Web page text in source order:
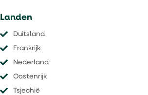
Landen
Duitsland
Frankrijk
Nederland
Oostenrijk
Tsjechië